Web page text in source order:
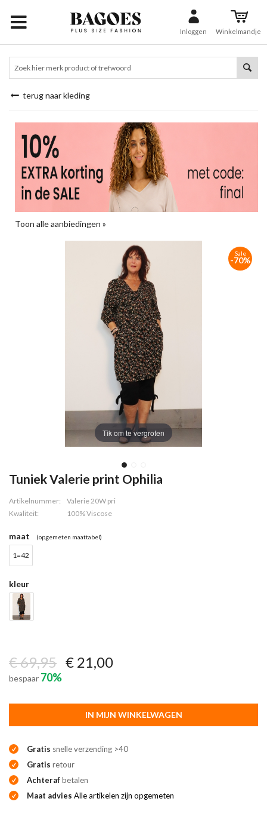
Inloggen Winkelmandje
terug naar kleding
Toon alle aanbiedingen »
Tik om te vergroten
Sale
-70%
Tuniek Valerie print Ophilia
Artikelnummer:
Valerie 20W pri
Kwaliteit:
100% Viscose
maat (opgemeten maattabel)
1=42
kleur
€ 69,95 € 21,00
bespaar 70%
IN MIJN WINKELWAGEN
Gratis snelle verzending >40
Gratis retour
Achterafbetalen
Maat advies Alle artikelen zijn opgemeten